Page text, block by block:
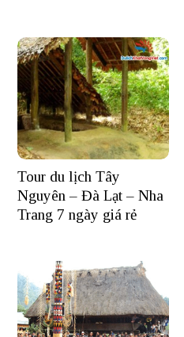
Tour du lịch Tây
Nguyên – Đà Lạt – Nha
Trang 7 ngày giá rẻ